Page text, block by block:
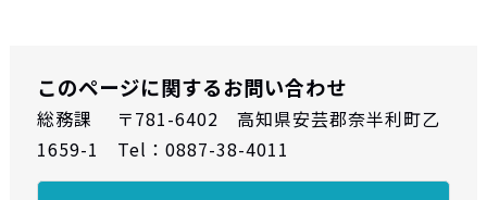
このページに関するお問い合わせ
総務課 〒781-6402 高知県安芸郡奈半利町乙
1659-1 Tel：0887-38-4011